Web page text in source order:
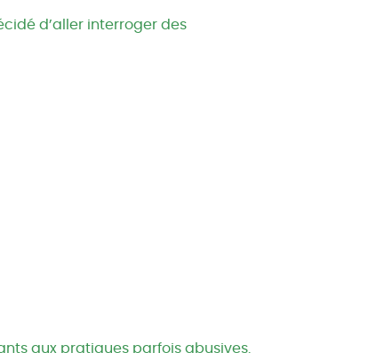
d’aller interroger des
aux pratiques parfois abusives.